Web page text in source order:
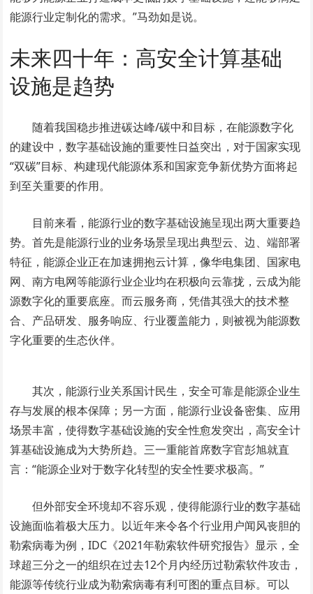
能源行业定制化的需求。”马劲如是说。
未来四十年：高安全计算基础
设施是趋势
随着我国稳步推进碳达峰/碳中和目标，在能源数字化
的建设中，数字基础设施的重要性日益突出，对于国家实现
“双碳”目标、构建现代能源体系和国家竞争新优势方面将起
到至关重要的作用。
目前来看，能源行业的数字基础设施呈现出两大重要趋
势。首先是能源行业的业务场景呈现出典型云、边、端部署
特征，能源企业正在加速拥抱云计算，像华电集团、国家电
网、南方电网等能源行业企业均在积极向云靠拢，云成为能
源数字化的重要底座。而云服务商，凭借其强大的技术整
合、产品研发、服务响应、行业覆盖能力，则被视为能源数
字化重要的生态伙伴。
其次，能源行业关系国计民生，安全可靠是能源企业生
存与发展的根本保障；另一方面，能源行业设备密集、应用
场景丰富，使得数字基础设施的安全性愈发突出，高安全计
算基础设施成为大势所趋。三一重能首席数字官彭旭就直
言：“能源企业对于数字化转型的安全性要求极高。”
但外部安全环境却不容乐观，使得能源行业的数字基础
设施面临着极大压力。以近年来令各个行业用户闻风丧胆的
勒索病毒为例，IDC《2021年勒索软件研究报告》显示，全
球超三分之一的组织在过去12个月内经历过勒索软件攻击，
能源等传统行业成为勒索病毒有利可图的重点目标。可以